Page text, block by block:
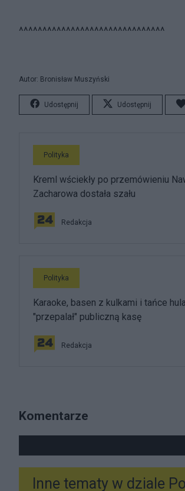
^^^^^^^^^^^^^^^^^^^^^^^^^^^^^^^
Autor: Bronisław Muszyński
Udostępnij Udostępnij
Polityka
Kreml wściekły po przemówieniu
Zacharowa dostała szału
Redakcja
Polityka
Karaoke, basen z kulkami i tańce
"przepalał" publiczną kasę
Redakcja
Komentarze
Inne tematy w dziale